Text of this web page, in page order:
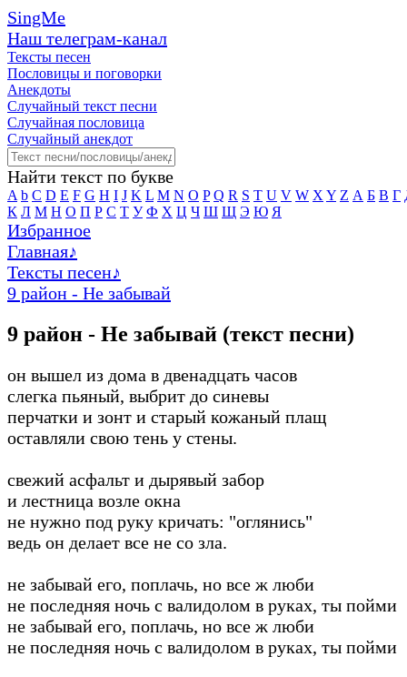
SingMe
Наш телеграм-канал
Тексты песен
Пословицы и поговорки
Анекдоты
Случайный текст песни
Случайная пословица
Случайный анекдот
Найти текст по букве
A b C D E F G H I J K L M N O P Q R S T U V W X Y Z А Б В Г
К Л М Н О П Р С Т У Ф Х Ц Ч Ш Щ Э Ю Я
Избранное
Главная♪
Тексты песен♪
9 район - Не забывай
9 район - Не забывай (текст песни)
он вышел из дома в двенадцать часов
слегка пьяный, выбрит до синевы
перчатки и зонт и старый кожаный плащ
оставляли свою тень у стены.
свежий асфальт и дырявый забор
и лестница возле окна
не нужно под руку кричать: "оглянись"
ведь он делает все не со зла.
не забывай его, поплачь, но все ж люби
не последняя ночь с валидолом в руках, ты пойми
не забывай его, поплачь, но все ж люби
не последняя ночь с валидолом в руках, ты пойми